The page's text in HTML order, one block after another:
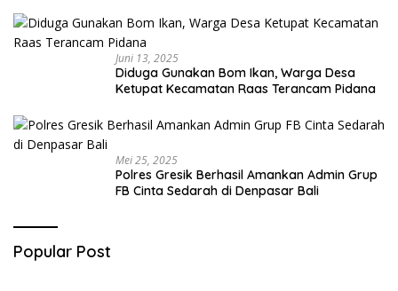
Juni 13, 2025
Diduga Gunakan Bom Ikan, Warga Desa
Ketupat Kecamatan Raas Terancam Pidana
Mei 25, 2025
Polres Gresik Berhasil Amankan Admin Grup
FB Cinta Sedarah di Denpasar Bali
Popular Post